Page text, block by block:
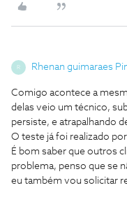
R Rhenan guimaraes
Comigo acontece a
delas veio um técnico,
persiste, e atrapalhando
O teste já foi realizado
É bom saber que outros
problema, penso que se
eu também vou solicitar